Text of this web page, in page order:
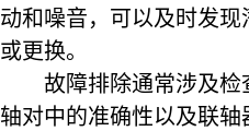
动和噪音，可以及时发
或更换。
故障排除通常涉及检
轴对中的准确性以及联